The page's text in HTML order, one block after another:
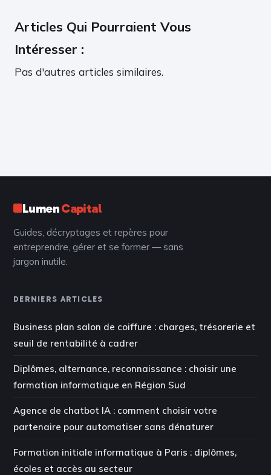
Articles Qui Pourraient Vous
Intéresser :
Pas d'autres articles similaires.
LumenCapital
Guides, décryptages et repères pour
entreprendre, gérer et se former — sans
jargon inutile.
DERNIERS ARTICLES
Business plan salon de coiffure : charges, trésorerie et
seuil de rentabilité à cadrer
Diplômes, alternance, reconnaissance : choisir une
formation informatique en Région Sud
Agence de chatbot IA : comment choisir votre
partenaire pour automatiser sans dénaturer
Formation initiale informatique à Paris : diplômes,
écoles et accès au secteur